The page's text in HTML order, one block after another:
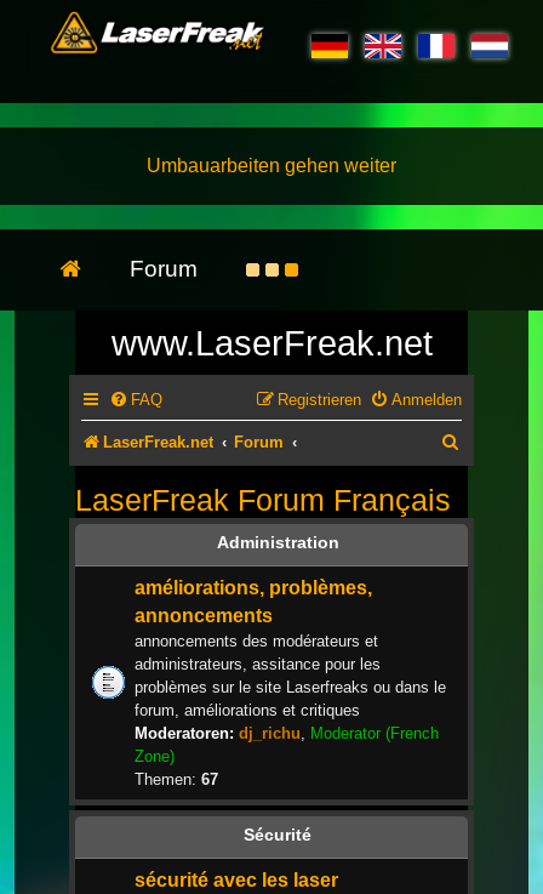
Umbauarbeiten gehen weiter
Forum
www.LaserFreak.net
FAQ Anmelden
Registrieren
LaserFreak.net Forum
LaserFreak Forum Français
Administration
améliorations, problèmes,
annoncements
annoncements des modérateurs et
administrateurs, assitance pour les
problèmes sur le site Laserfreaks ou dans le
forum, améliorations et critiques
Moderatoren: dj_richu
Moderator (French
Zone)
Themen: 67
Sécurité
sécurité avec les laser